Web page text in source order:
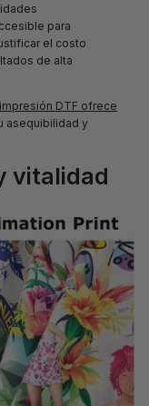
para
el costo
de alta
DTF ofrece
asequibilidad y
vitalidad